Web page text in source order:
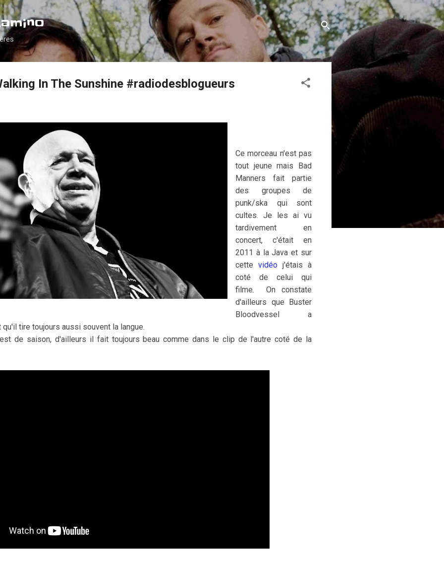
Accéder au contenu principal
In The Sunshine #radiodesblogueurs
Ce morceau n'est pas
tout jeune mais Bad
Manners fait partie
des groupes de
punk/ska qui sont
cultes. Je les ai vu
tardivement en
concert, c'était en
2011 à la Java et sur
cette vidéo j'étais à
coté de celui qui
filme. On constate
d'ailleurs que Buster
Bloodvessel a
tire toujours aussi souvent la langue.
de saison, d'ailleurs il fait toujours beau comme dans le clip de l'autre coté de la